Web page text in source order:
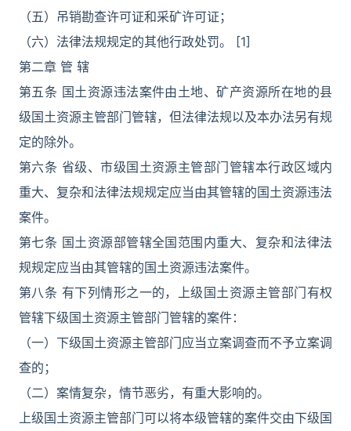
（五）吊销勘查许可证和采矿许可证；
（六）法律法规规定的其他行政处罚。 [1]
第二章 管 辖
第五条 国土资源违法案件由土地、矿产资源所在地的县
级国土资源主管部门管辖，但法律法规以及本办法另有规
定的除外。
第六条 省级、市级国土资源主管部门管辖本行政区域内
重大、复杂和法律法规规定应当由其管辖的国土资源违法
案件。
第七条 国土资源部管辖全国范围内重大、复杂和法律法
规规定应当由其管辖的国土资源违法案件。
第八条 有下列情形之一的，上级国土资源主管部门有权
管辖下级国土资源主管部门管辖的案件：
（一）下级国土资源主管部门应当立案调查而不予立案调
查的；
（二）案情复杂，情节恶劣，有重大影响的。
上级国土资源主管部门可以将本级管辖的案件交由下级国